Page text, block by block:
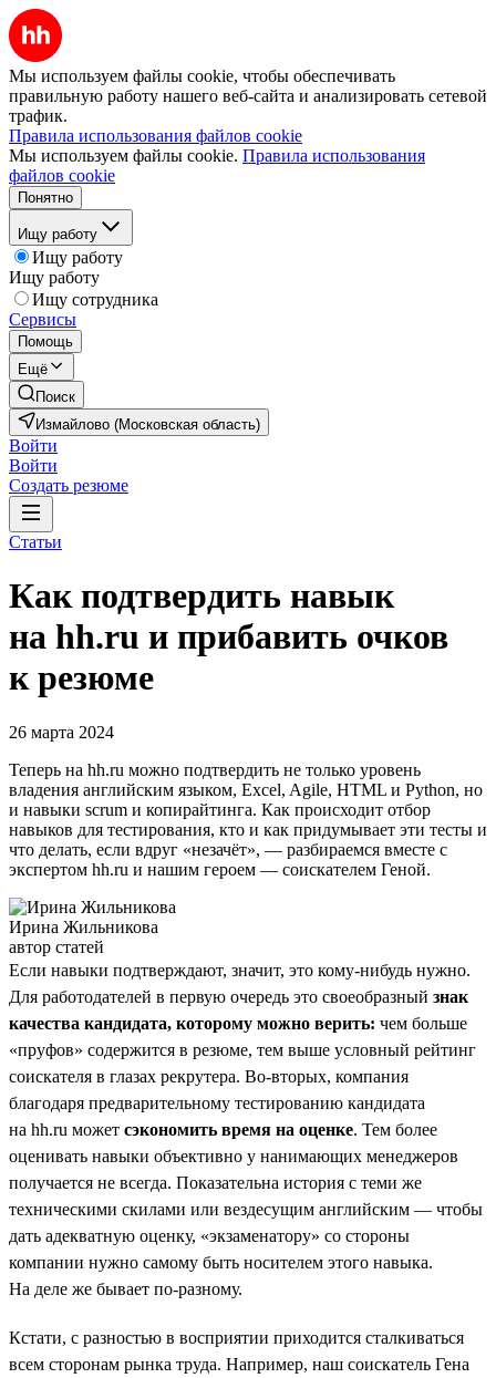
Мы используем файлы cookie, чтобы обеспечивать
правильную работу нашего веб-сайта и анализировать сетевой
трафик.
Правила использования файлов cookie
Мы используем файлы cookie. Правила использования
файлов cookie
Понятно
Ищу работу
Ищу работу
Ищу работу
Ищу сотрудника
Сервисы
Помощь
Ещё
Поиск
Измайлово (Московская область)
Войти
Войти
Создать резюме
Статьи
Как подтвердить навык
на hh.ru и прибавить очков
к резюме
26 марта 2024
Теперь на hh.ru можно подтвердить не только уровень
владения английским языком, Excel, Agile, HTML и Python, но
и навыки scrum и копирайтинга. Как происходит отбор
навыков для тестирования, кто и как придумывает эти тесты и
что делать, если вдруг «незачёт», — разбираемся вместе с
экспертом hh.ru и нашим героем — соискателем Геной.
Ирина Жильникова
автор статей
Если навыки подтверждают, значит, это кому-нибудь нужно.
Для работодателей в первую очередь это своеобразный знак
качества кандидата, которому можно верить: чем больше
«пруфов» содержится в резюме, тем выше условный рейтинг
соискателя в глазах рекрутера. Во-вторых, компания
благодаря предварительному тестированию кандидата
на hh.ru может сэкономить время на оценке. Тем более
оценивать навыки объективно у нанимающих менеджеров
получается не всегда. Показательна история с теми же
техническими скилами или вездесущим английским — чтобы
дать адекватную оценку, «экзаменатору» со стороны
компании нужно самому быть носителем этого навыка.
На деле же бывает по-разному.
Кстати, с разностью в восприятии приходится сталкиваться
всем сторонам рынка труда. Например, наш соискатель Гена